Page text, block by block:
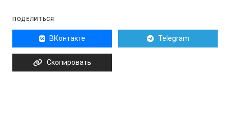
ПОДЕЛИТЬСЯ
ВКонтакте Telegram
Скопировать